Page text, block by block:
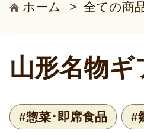
ホーム > 全ての商
山形名物ギ
#惣菜･即席食品 #